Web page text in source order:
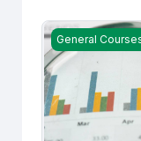
General